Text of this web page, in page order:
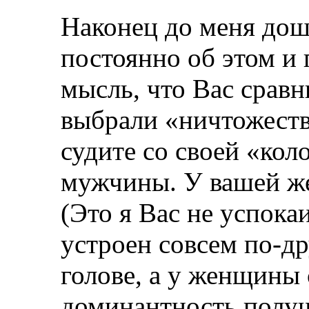
Наконец до меня
постоянно об этом
мысль, что Вас
выбрали
судите со своей
мужчины. У вашей
(Это я Вас не
устроен совсем по-
голове, а у